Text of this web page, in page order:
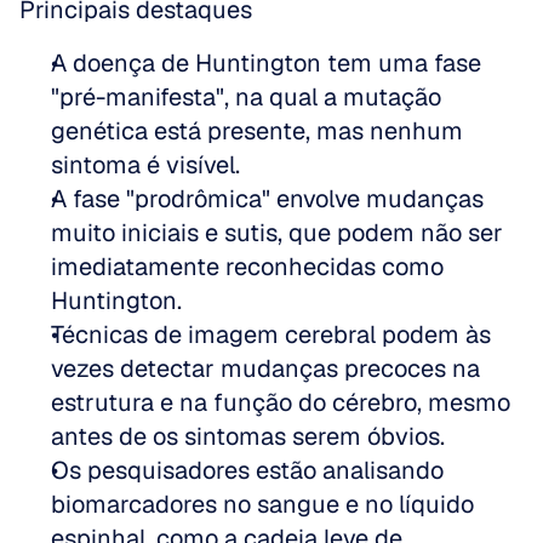
Principais destaques
A doença de Huntington tem uma fase
"pré-manifesta", na qual a mutação
genética está presente, mas nenhum
sintoma é visível.
A fase "prodrômica" envolve mudanças
muito iniciais e sutis, que podem não ser
imediatamente reconhecidas como
Huntington.
Técnicas de imagem cerebral podem às
vezes detectar mudanças precoces na
estrutura e na função do cérebro, mesmo
antes de os sintomas serem óbvios.
Os pesquisadores estão analisando
biomarcadores no sangue e no líquido